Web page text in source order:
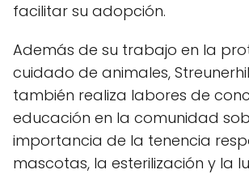
facilitar su adopción.
Además de su trabajo en la
cuidado de animales,
también realiza labores de
educación en la comunidad
importancia de la tenencia
mascotas, la esterilización y la